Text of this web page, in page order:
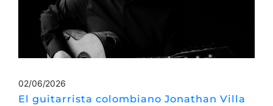
02/06/2026
El guitarrista colombiano Jonathan Villa